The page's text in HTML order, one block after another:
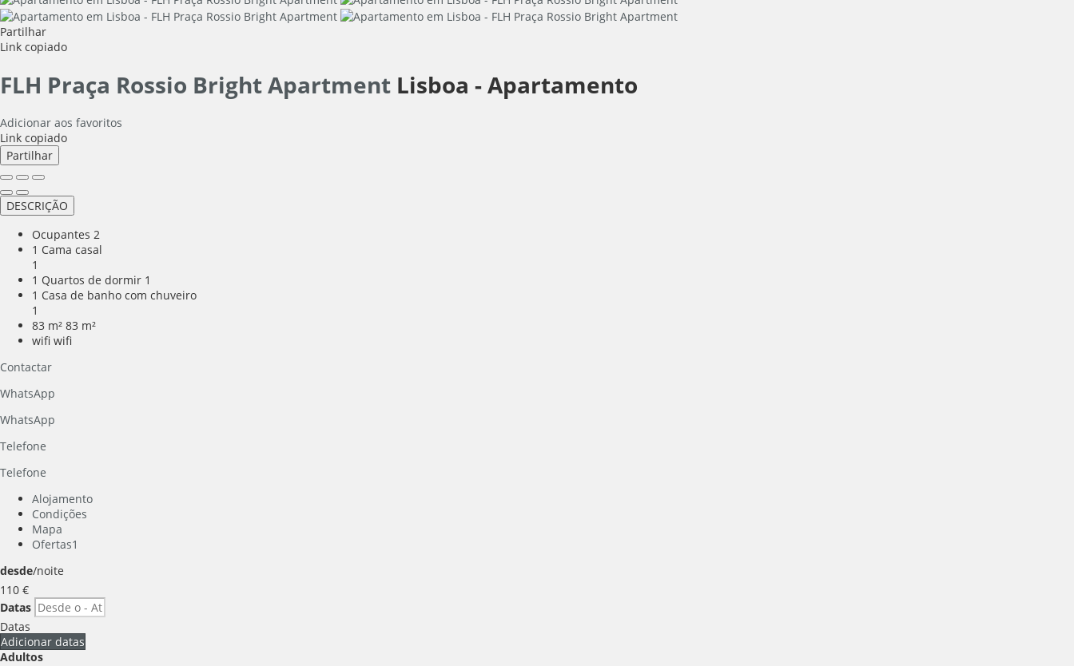
Partilhar
Link copiado
FLH Praça Rossio Bright Apartment Lisboa -Apartamento
Adicionar aos favoritos
Link copiado
Partilhar
DESCRIÇÃO
Ocupantes 2
1 Cama casal
1
1 Quartos de dormir 1
1 Casa de banho com chuveiro
1
83 m² 83 m²
wifi wifi
Contactar
WhatsApp
WhatsApp
Telefone
Telefone
Alojamento
Condições
Mapa
Ofertas1
desde/noite
110 €
Datas
Datas
Adicionar datas
Adultos